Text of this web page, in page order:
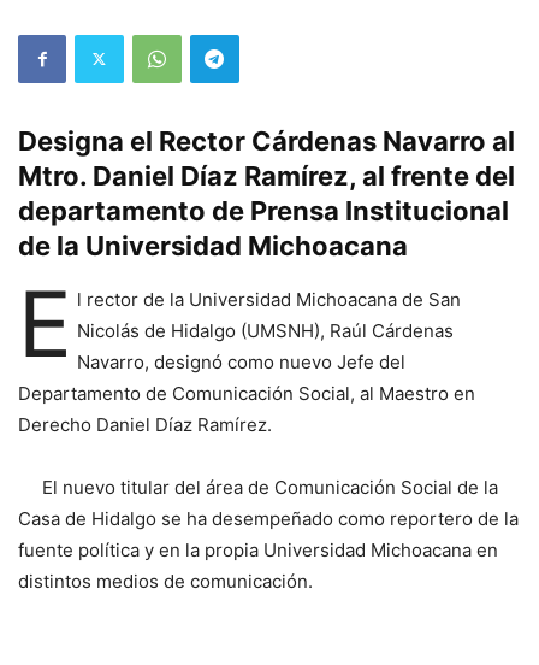
Designa el Rector Cárdenas Navarro al
Mtro. Daniel Díaz Ramírez, al frente del
departamento de Prensa Institucional
de la Universidad Michoacana
E l rector de la Universidad Michoacana de San
Nicolás de Hidalgo (UMSNH), Raúl Cárdenas
Navarro, designó como nuevo Jefe del
Departamento de Comunicación Social, al Maestro en
Derecho Daniel Díaz Ramírez.
El nuevo titular del área de Comunicación Social de la
Casa de Hidalgo se ha desempeñado como reportero de la
fuente política y en la propia Universidad Michoacana en
distintos medios de comunicación.